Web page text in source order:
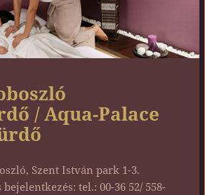
/ Aqua-Palace
Szent István park 1-3.
tel.: 00-36 52/ 558-